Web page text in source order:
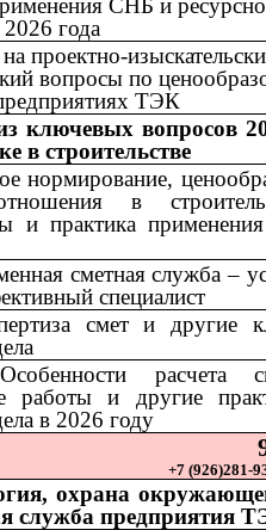
2026 года
проектно-
вопросы по
ТЭК
ключевых вопросов
в строительстве
нормирование,
в
и практика
сметная служба –
специалист
смет и другие
Особенности расчета
работы и другие
в 2026 году
+7 (926)281-
охрана
служба предприятия